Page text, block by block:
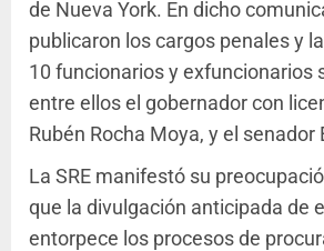
de Nueva York. En dicho
publicaron los cargos penales y
10 funcionarios y exfuncionarios
entre ellos el gobernador con
Rubén Rocha Moya, y el senador
La SRE manifestó su
que la divulgación anticipada de
entorpece los procesos de